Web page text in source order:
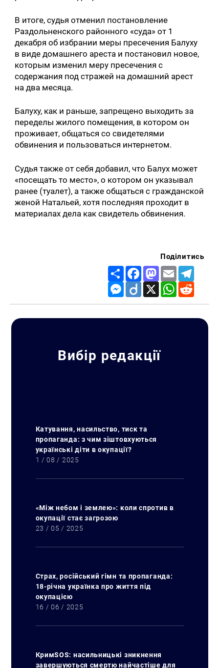
В итоге, судья отменил постановление
Раздольненского районного «суда» от 1
декабря об избрании меры пресечения Балуху
в виде домашнего ареста и постановил новое,
которым изменил меру пресечения с
содержания под стражей на домашний арест
на два месяца.
Балуху, как и раньше, запрещено выходить за
переделы жилого помещения, в котором он
проживает, общаться со свидетелями
обвинения и пользоваться интернетом.
Судья также от себя добавил, что Балух может
«посещать то место», о котором он указывал
ранее (туалет), а также общаться с гражданской
женой Натальей, хотя последняя проходит в
материалах дела как свидетель обвинения.
Поділитись
Share FacebookMastodon
Email
Messenger
Diigo X WhatsApp
Вибір редакції
Катування, насильство, тиск та
пропаганда: з чим зіштовхуються
українські діти в окупації?
1 / 08 / 2025
«Між небом і землею»: коли спротив в
окупації стає загрозою
23 / 05 / 2025
Страх, російський гімн та пропаганда:
18-річна українка про життя під
окупацією
16 / 06 / 2025
КримSOS: насильницькі зникнення
завершуються смертю найчастіше для